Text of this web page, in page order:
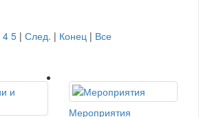
4 5 | След. | Конец | Все
Мероприятия